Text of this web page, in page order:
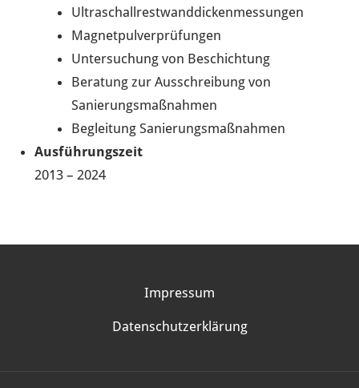
Ultraschallrestwanddickenmessungen
Magnetpulverprüfungen
Untersuchung von Beschichtung
Beratung zur Ausschreibung von
Sanierungsmaßnahmen
Begleitung Sanierungsmaßnahmen
Ausführungszeit
2013 – 2024
09
Impressum
Datenschutzerklärung